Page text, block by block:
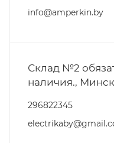
info@amperkin.by
Склад №2
наличия.,
296822345